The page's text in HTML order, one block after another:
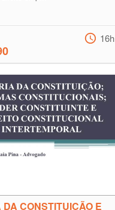
16h
DA CONSTITUIÇÃO E